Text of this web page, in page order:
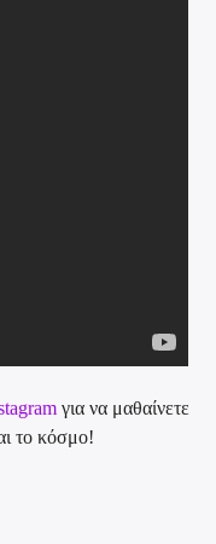
για να μαθαίνετε
το κόσμο!